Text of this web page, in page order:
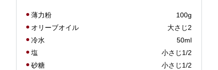
薄力粉
100g
オリーブオイル
大さじ2
冷水
50ml
塩
小さじ1/2
砂糖
小さじ1/2